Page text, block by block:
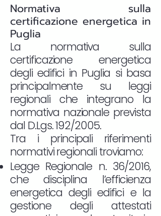
Normativa sulla
certificazione energetica in
Puglia
La normativa sulla
certificazione energetica
degli edifici in Puglia si basa
principalmente su leggi
regionali che integrano la
normativa nazionale prevista
dal D.Lgs. 192/2005.
Tra i principali riferimenti
normativi regionali troviamo:
Legge Regionale n. 36/2016,
che disciplina l’efficienza
energetica degli edifici e la
gestione degli attestati